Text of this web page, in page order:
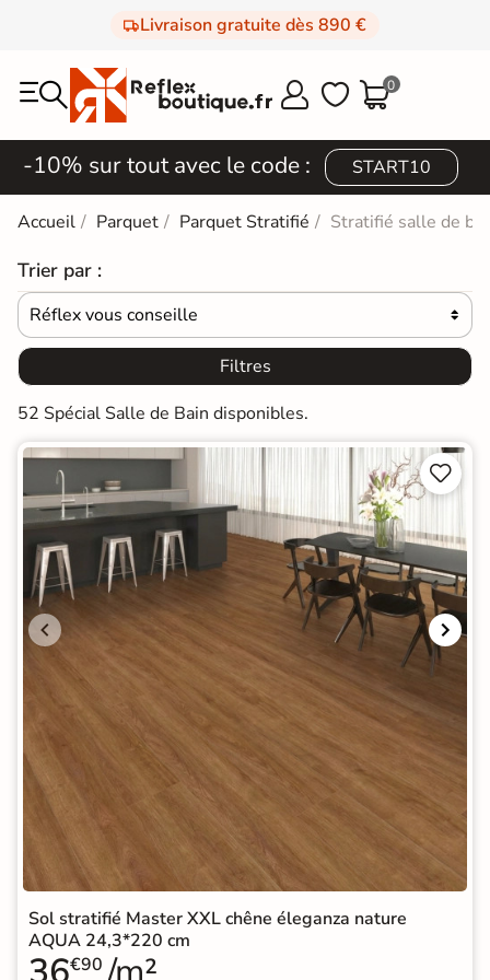
Livraison gratuite dès 890 €
  0
-10% sur tout avec le code : START10
Accueil Parquet Parquet Stratifié Stratifié salle de
Trier par :
Réflex vous conseille 
Filtres
52 Spécial Salle de Bain disponibles.


Sol stratifié Master XXL chêne éleganza nature
AQUA 24,3*220 cm
€90